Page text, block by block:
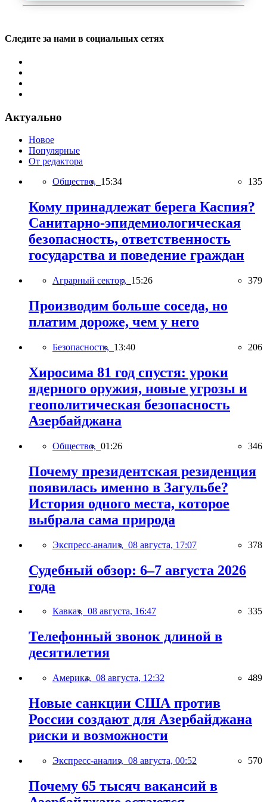
Следите за нами в социальных сетях
Актуально
Новое
Популярные
От редактора
Общество, 15:34 135
Кому принадлежат берега Каспия?
Санитарно-эпидемиологическая
безопасность, ответственность
государства и поведение граждан
Аграрный сектор, 15:26 379
Производим больше соседа, но
платим дороже, чем у него
Безопасность, 13:40 206
Хиросима 81 год спустя: уроки
ядерного оружия, новые угрозы и
геополитическая безопасность
Азербайджана
Общество, 01:26 346
Почему президентская резиденция
появилась именно в Загульбе?
История одного места, которое
выбрала сама природа
Экспресс-анализ, 08 августа, 17:07 378
Судебный обзор: 6–7 августа 2026
года
Кавказ, 08 августа, 16:47 335
Телефонный звонок длиной в
десятилетия
Америка, 08 августа, 12:32 489
Новые санкции США против
России создают для Азербайджана
риски и возможности
Экспресс-анализ, 08 августа, 00:52 570
Почему 65 тысяч вакансий в